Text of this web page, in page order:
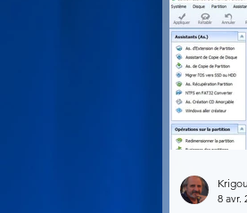
8 avr.